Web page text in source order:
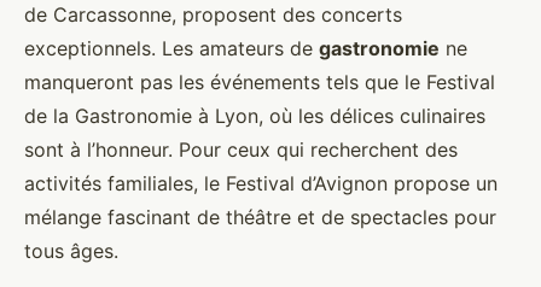
de Carcassonne, proposent des concerts
exceptionnels. Les amateurs de gastronomie ne
manqueront pas les événements tels que le Festival
de la Gastronomie à Lyon, où les délices culinaires
sont à l’honneur. Pour ceux qui recherchent des
activités familiales, le Festival d’Avignon propose un
mélange fascinant de théâtre et de spectacles pour
tous âges.